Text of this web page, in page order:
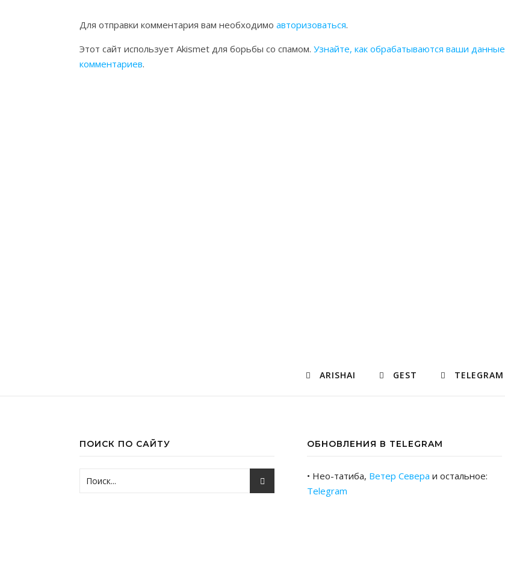
Для отправки комментария вам необходимо авторизоваться.
Этот сайт использует Akismet для борьбы со спамом. Узнайте, как обрабатываются ваши данные
комментариев.
ARISHAI GEST TELEGRAM
ПОИСК ПО САЙТУ ОБНОВЛЕНИЯ В TELEGRAM
• Нео-татиба, Ветер Севера и остальное:
Telegram